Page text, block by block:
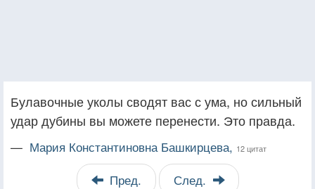
Булавочные уколы сводят вас с ума, но сильный
удар дубины вы можете перенести. Это правда.
— Мария Константиновна Башкирцева, 12 цитат
Пред. След.